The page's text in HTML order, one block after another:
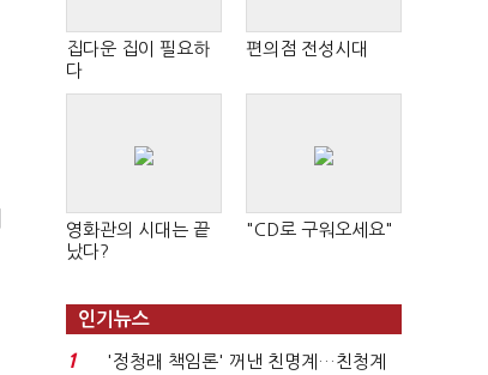
집다운 집이 필요하
다
편의점 전성시대
영화관의 시대는 끝
났다?
"CD로 구워오세요"
인기뉴스
1
'정청래 책임론' 꺼낸 친명계…친청계